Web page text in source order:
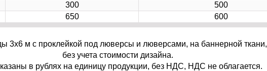
300
500
650 600
3х6 м с проклейкой под люверсы и люверсами, на баннерной ткани,
без учета стоимости дизайна.
в рублях на единицу продукции, без НДС, НДС не облагается.